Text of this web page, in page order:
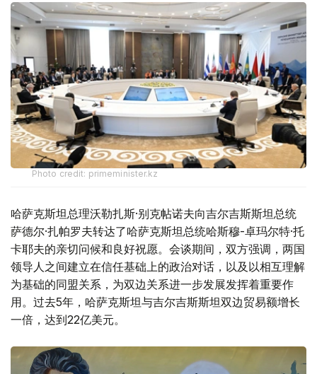
Photo credit: primeminister.kz
哈萨克斯坦总理沃勒扎斯·别克帖诺夫向吉尔吉斯斯坦总统
萨德尔·扎帕罗夫转达了哈萨克斯坦总统哈斯穆-卓玛尔特·托
卡耶夫的亲切问候和良好祝愿。会谈期间，双方强调，两国
领导人之间建立在信任基础上的政治对话，以及以相互理解
为基础的同盟关系，为双边关系进一步发展发挥着重要作
用。过去5年，哈萨克斯坦与吉尔吉斯斯坦双边贸易额增长
一倍，达到22亿美元。